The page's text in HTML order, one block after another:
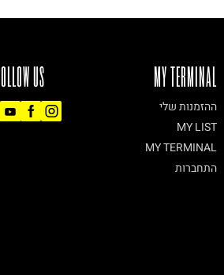
US MY TERMINAL
ההזמנות שלי
MY LIST
MY TERMINAL
התחברות